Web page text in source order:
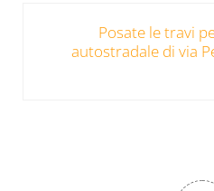
Posate le travi
autostradale di via